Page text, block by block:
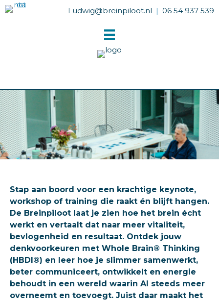
Ludwig@breinpiloot.nl | 06 54 937 539
Stap aan boord voor een krachtige keynote,
workshop of training die raakt én blijft hangen.
De Breinpiloot laat je zien hoe het brein écht
werkt en vertaalt dat naar meer vitaliteit,
bevlogenheid en resultaat. Ontdek jouw
denkvoorkeuren met Whole Brain® Thinking
(HBDI®) en leer hoe je slimmer samenwerkt,
beter communiceert, ontwikkelt en energie
behoudt in een wereld waarin AI steeds meer
overneemt en toevoegt. Juist daar maakt het